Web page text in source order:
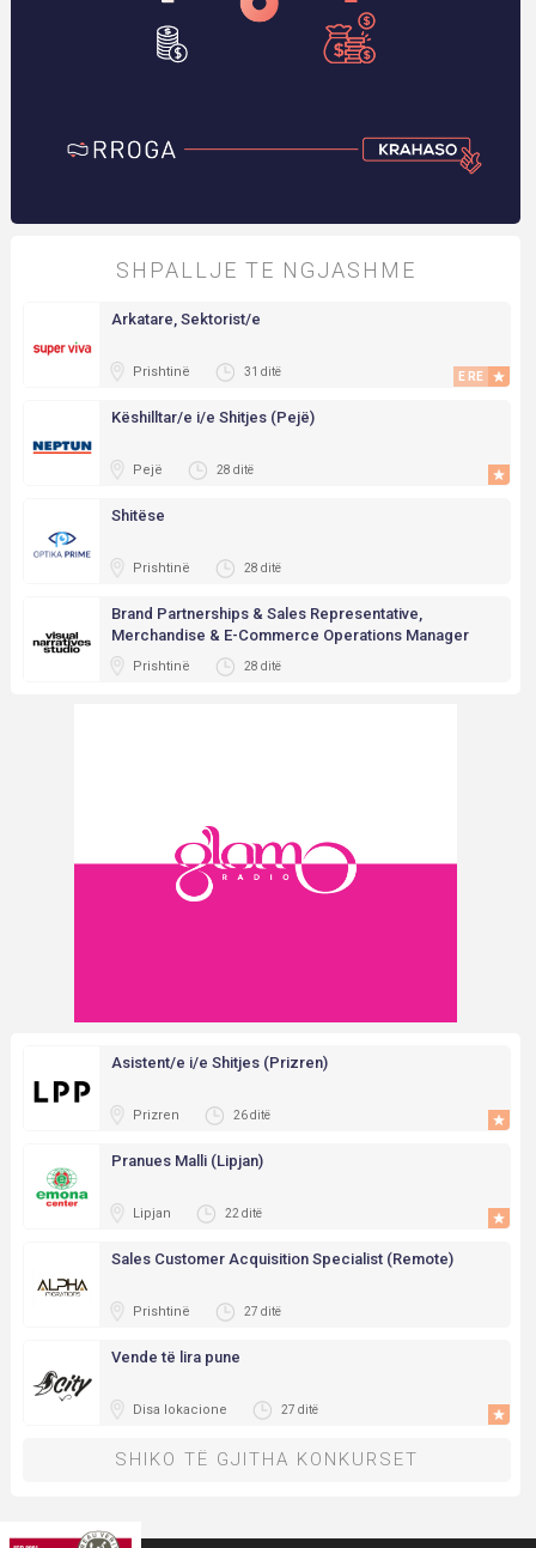
SHPALLJE TE NGJASHME
Arkatare, Sektorist/e
Prishtinë 31 ditë E RE
Këshilltar/e i/e Shitjes (Pejë)
Pejë 28 ditë
Shitëse
Prishtinë 28 ditë
Brand Partnerships & Sales Representative,
Merchandise & E-Commerce Operations Manager
Prishtinë 28 ditë
Asistent/e i/e Shitjes (Prizren)
Prizren 26 ditë
Pranues Malli (Lipjan)
Lipjan 22 ditë
Sales Customer Acquisition Specialist (Remote)
Prishtinë 27 ditë
Vende të lira pune
Disa lokacione 27 ditë
SHIKO TË GJITHA KONKURSET